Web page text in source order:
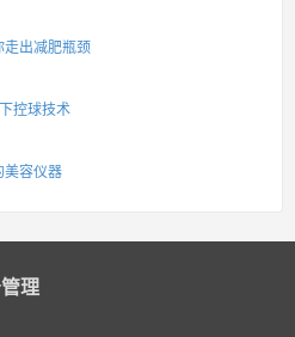
走出减肥瓶颈
控球技术
美容仪器
理